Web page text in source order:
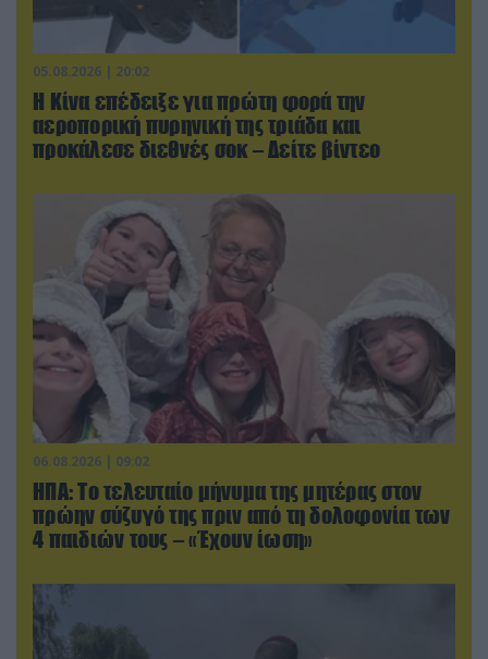
05.08.2026 | 20:02
Η Κίνα επέδειξε για πρώτη φορά την
αεροπορική πυρηνική της τριάδα και
προκάλεσε διεθνές σοκ – Δείτε βίντεο
06.08.2026 | 09:02
ΗΠΑ: Το τελευταίο μήνυμα της μητέρας στον
πρώην σύζυγό της πριν από τη δολοφονία των
4 παιδιών τους – «Έχουν ίωση»